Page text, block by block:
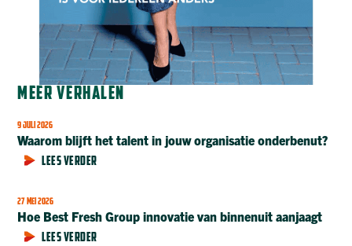
MEER VERHALEN
9 JULI 2026
Waarom blijft het talent in jouw organisatie onderbenut?
LEES VERDER
27 MEI 2026
Hoe Best Fresh Group innovatie van binnenuit aanjaagt
LEES VERDER